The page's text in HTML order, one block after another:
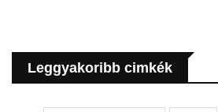
Leggyakoribb cimkék